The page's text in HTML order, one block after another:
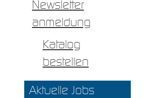
Newsletter
anmeldung
Katalog
bestellen
Aktuelle Jobs